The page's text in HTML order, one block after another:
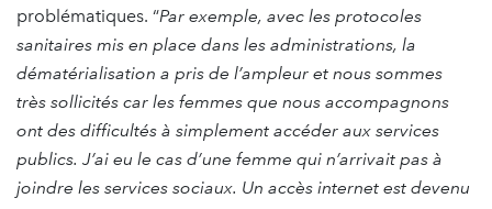
problématiques. “Par exemple, avec les protocoles
sanitaires mis en place dans les administrations, la
dématérialisation a pris de l’ampleur et nous sommes
très sollicités car les femmes que nous accompagnons
ont des difficultés à simplement accéder aux services
publics. J’ai eu le cas d’une femme qui n’arrivait pas à
joindre les services sociaux. Un accès internet est devenu